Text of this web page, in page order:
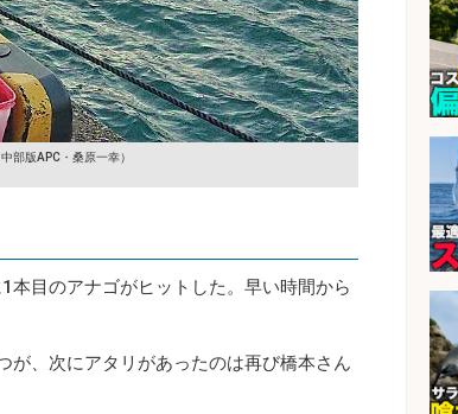
部版APC・桑原一幸）
本目のアナゴがヒットした。早い時間から
が、次にアタリがあったのは再び橋本さん